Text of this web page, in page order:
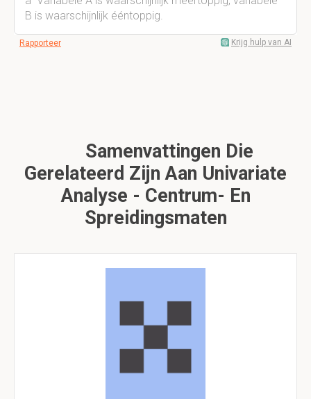
B is waarschijnlijk ééntoppig.
Rapporteer Krijg hulp van AI
Samenvattingen Die
Gerelateerd Zijn Aan Univariate
Analyse - Centrum- En
Spreidingsmaten